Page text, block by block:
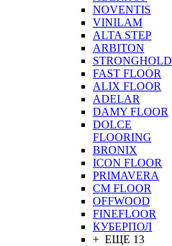
NOVENTIS
VINILAM
ALTA STEP
ARBITON
STRONGHOLD
FAST FLOOR
ALIX FLOOR
ADELAR
DAMY FLOOR
DOLCE
FLOORING
BRONIX
ICON FLOOR
PRIMAVERA
CM FLOOR
OFFWOOD
FINEFLOOR
КУБЕРПОЛ
+ ЕЩЕ 13